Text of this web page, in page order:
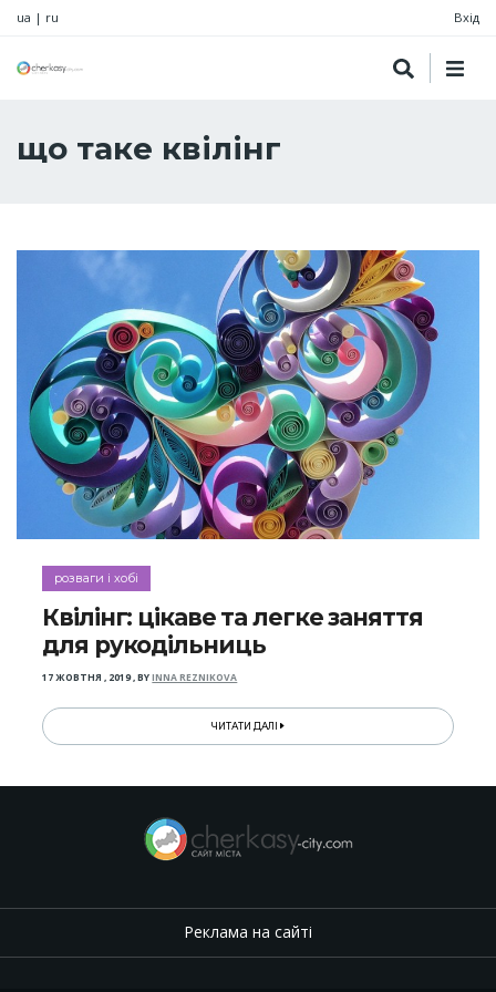
ua | ru Вхід
що таке квілінг
розваги і хобі
Квілінг: цікаве та легке заняття
для рукодільниць
17 ЖОВТНЯ , 2019,BYINNA REZNIKOVA
ЧИТАТИ ДАЛІ
Реклама на сайті